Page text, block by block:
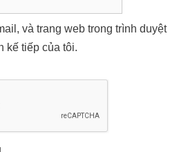
và trang web trong trình duyệt
kế tiếp của tôi.